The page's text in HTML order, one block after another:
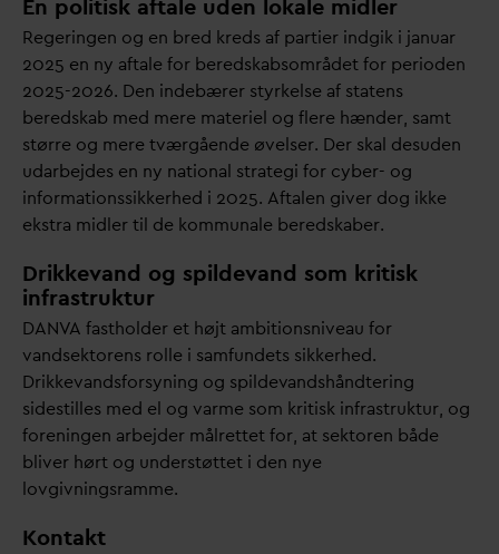
En politisk aftale uden lokale midler
Regeringen og en bred kreds af partier indgik i januar
2025 en ny aftale for beredskabsområdet for perioden
2025-2026. Den indebærer styrkelse af statens
beredskab med mere materiel og flere hænder, samt
større og mere tværgående øvelser. Der skal desuden
udarbejdes en ny national strategi for cyber- og
informationssikkerhed i 2025. Aftalen giver dog ikke
ekstra midler til de kommunale beredskaber.
Drikkevand og spildevand som kritisk
infrastruktur
DANVA fastholder et højt ambitionsniveau for
vandsektorens rolle i samfundets sikkerhed.
Drikkevandsforsyning og spildevandshåndtering
sidestilles med el og varme som kritisk infrastruktur, og
foreningen arbejder målrettet for, at sektoren både
bliver hørt og understøttet i den nye
lovgivningsramme.
Kontakt